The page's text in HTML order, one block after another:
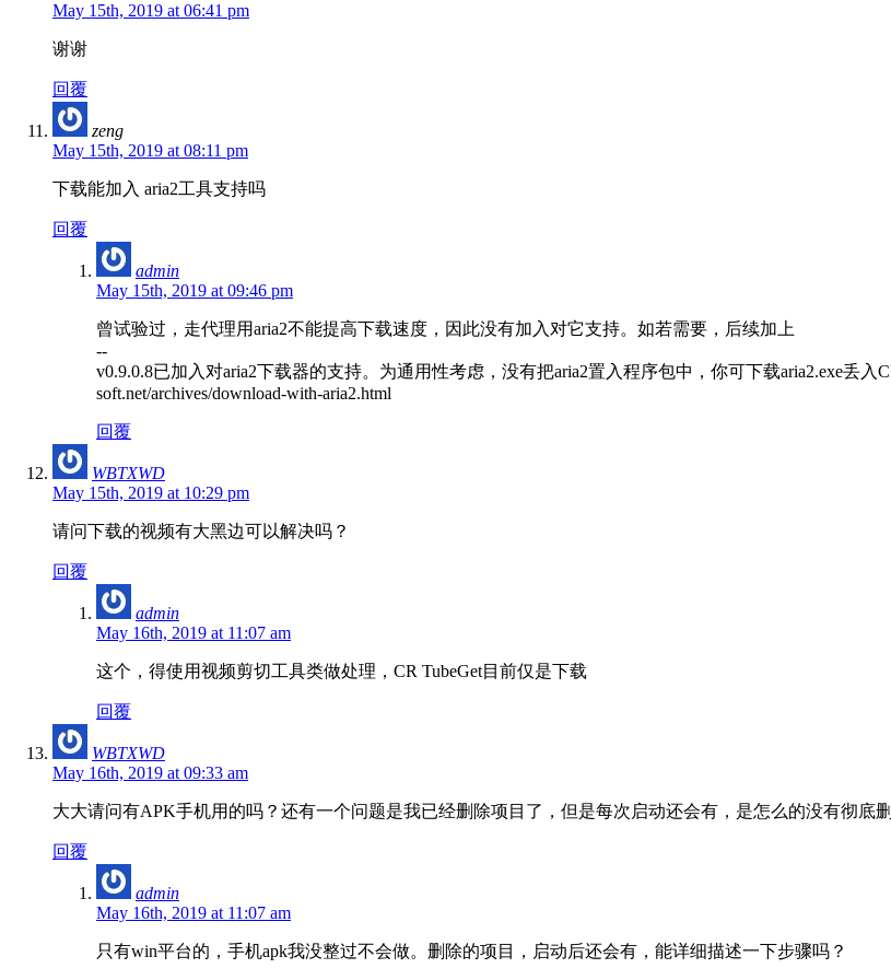
May 15th, 2019 at 06:41 pm
谢谢
回覆
zeng
May 15th, 2019 at 08:11 pm
下载能加入 aria2工具支持吗
回覆
admin
May 15th, 2019 at 09:46 pm
曾试验过，走代理用aria2不能提高下载速度，因此没有加入对它支持。如若需要，后续加上
--
v0.9.0.8已加入对aria2下载器的支持。为通用性考虑，没有把aria2置入程序包中，你可下载aria2.exe丢
soft.net/archives/download-with-aria2.html
回覆
WBTXWD
May 15th, 2019 at 10:29 pm
请问下载的视频有大黑边可以解决吗？
回覆
admin
May 16th, 2019 at 11:07 am
这个，得使用视频剪切工具类做处理，CR TubeGet目前仅是下载
回覆
WBTXWD
May 16th, 2019 at 09:33 am
大大请问有APK手机用的吗？还有一个问题是我已经删除项目了，但是每次启动还会有，是怎么的没有彻底
回覆
admin
May 16th, 2019 at 11:07 am
只有win平台的，手机apk我没整过不会做。删除的项目，启动后还会有，能详细描述一下步骤吗？